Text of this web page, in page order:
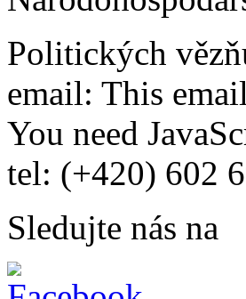
Politických
email: This
You need
tel: (+420) 602
Sledujte nás na